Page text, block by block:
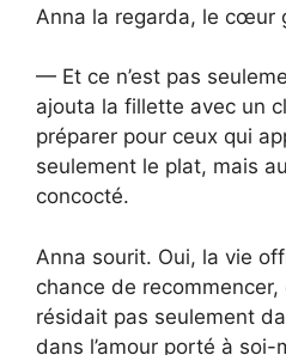
Anna la regarda, le cœur
— Et ce n’est pas
ajouta la fillette avec un
préparer pour ceux qui
seulement le plat, mais
concocté.
Anna sourit. Oui, la vie
chance de
résidait pas seulement
dans l’amour porté à